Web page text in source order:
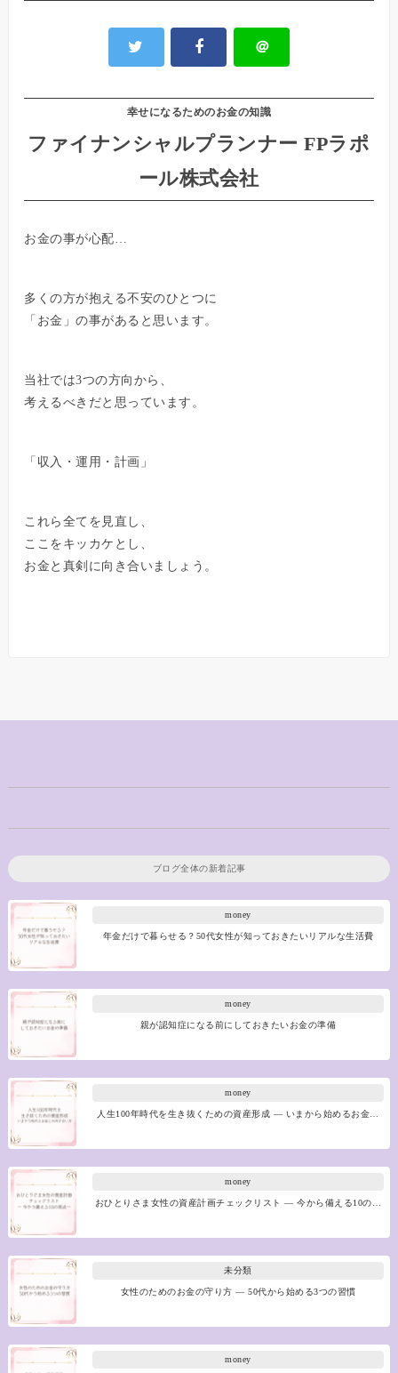
＠
幸せになるためのお金の知識
ファイナンシャルプランナー FPラポ
ール株式会社
お金の事が心配…
多くの方が抱える不安のひとつに
「お金」の事があると思います。
当社では3つの方向から、
考えるべきだと思っています。
「収入・運用・計画」
これら全てを見直し、
ここをキッカケとし、
お金と真剣に向き合いましょう。
ブログ全体の新着記事
money
年金だけで暮らせる？50代女性が知っておきたいリアルな生活費
money
親が認知症になる前にしておきたいお金の準備
money
人生100年時代を生き抜くための資産形成 ― いまから始めるお金…
money
おひとりさま女性の資産計画チェックリスト ― 今から備える10の…
未分類
女性のためのお金の守り方 ― 50代から始める3つの習慣
money